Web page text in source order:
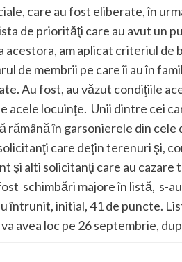
care au fost eliberate, în
de priorităţi care au avut un
am aplicat criteriul de
de membrii pe care îi au în
Au fost, au văzut condiţiile
acele locuinţe. Unii dintre cei
rămână în garsonierele din
care deţin terenuri şi,
şi alti solicitanţi care au
schimbări majore în listă, s-
întrunit, initial, 41 de puncte.
avea loc pe 26 septembrie,